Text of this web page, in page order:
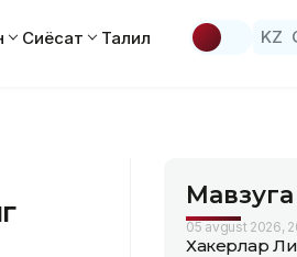
Сиёсат Таҳлил KZ
05 avgust 2026,
Хакерлар